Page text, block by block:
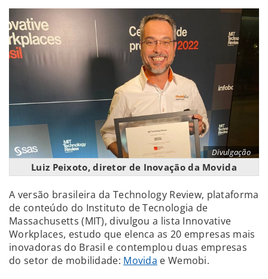
Divulgação
Luiz Peixoto, diretor de Inovação da Movida
A versão brasileira da Technology Review, plataforma
de conteúdo do Instituto de Tecnologia de
Massachusetts (MIT), divulgou a lista Innovative
Workplaces, estudo que elenca as 20 empresas mais
inovadoras do Brasil e contemplou duas empresas
do setor de mobilidade: Movida e Wemobi.